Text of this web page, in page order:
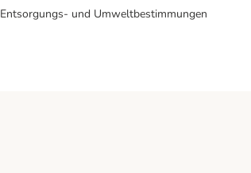
Entsorgungs- und Umweltbestimmungen